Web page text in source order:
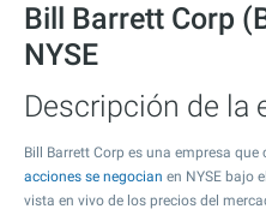
Bill Barrett Corp
NYSE
Descripción de la
Bill Barrett Corp es una empresa que
acciones se negocian en NYSE bajo
vista en vivo de los precios del